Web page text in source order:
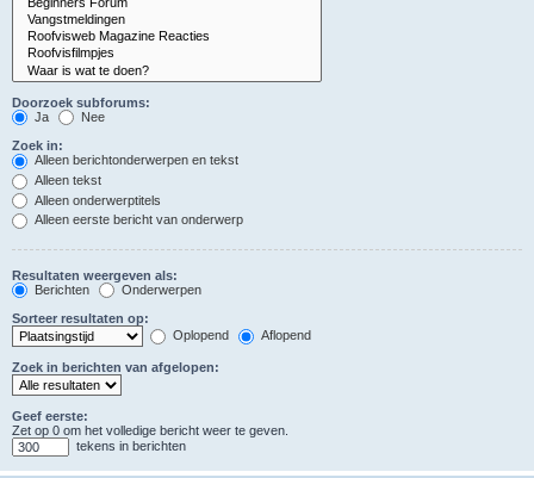
Doorzoek subforums:
Ja
Nee
Zoek in:
Alleen berichtonderwerpen en tekst
Alleen tekst
Alleen onderwerptitels
Alleen eerste bericht van onderwerp
Resultaten weergeven als:
Berichten
Onderwerpen
Sorteer resultaten op:
Oplopend
Aflopend
Zoek in berichten van afgelopen:
Geef eerste:
Zet op 0 om het volledige bericht weer te geven.
tekens in berichten